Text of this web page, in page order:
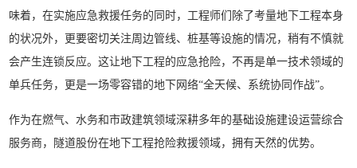
味着，在实施应急救援任务的同时，工程师们除了考量地下工程本身
的状况外，更要密切关注周边管线、桩基等设施的情况，稍有不慎就
会产生连锁反应。这让地下工程的应急抢险，不再是单一技术领域的
单兵任务，更是一场零容错的地下网络“全天候、系统协同作战”。
作为在燃气、水务和市政建筑领域深耕多年的基础设施建设运营综合
服务商，隧道股份在地下工程抢险救援领域，拥有天然的优势。